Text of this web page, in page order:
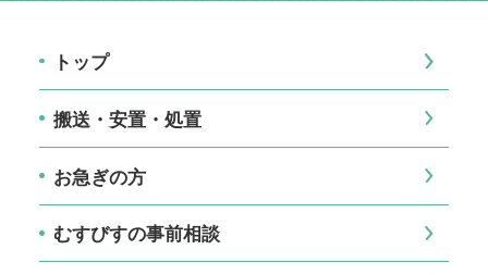
トップ
搬送・安置・処置
お急ぎの方
むすびすの事前相談